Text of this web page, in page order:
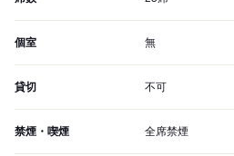
個室 無
貸切 不可
禁煙・喫煙 全席禁煙